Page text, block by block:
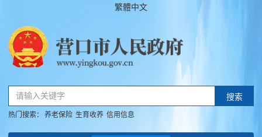
繁體中文
请输入关键字 搜索
热门搜索： 养老保险 生育收养 信用信息